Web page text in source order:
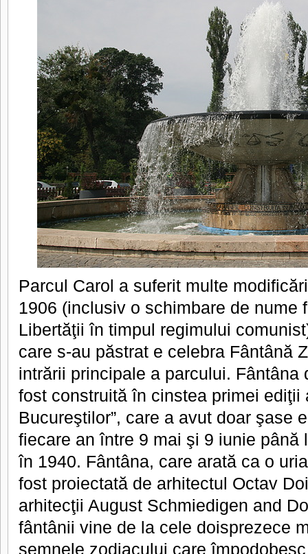
Parcul Carol a suferit multe
1906 (inclusiv o schimbare de nume
Libertăţii în timpul regimului
care s-au păstrat e celebra Fântână
intrării principale a parcului. Fântâna
fost construită în cinstea primei ediţii
Bucureştilor”, care a avut doar şase
fiecare an între 9 mai şi 9 iunie până
în 1940. Fântâna, care arată ca o
fost proiectată de arhitectul Octav
arhitecţii August Schmiedigen and
fântânii vine de la cele doisprezece
semnele zodiacului care